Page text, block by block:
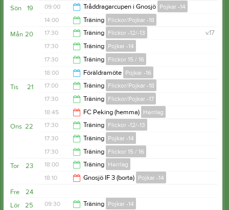
15:00
16:00
19
Sön 09:00 Tråddragarcupen i Gnosjö Pojkar -14
15:00
14:00 Träning Flickor/Pojkar -18
15:00
20
Mån v.17
17:30 Träning Flickor -12/-13
19:00
17:30 Träning Pojkar -14
19:00
17:30 Träning Flickor 15 / 16
19:00
18:00 Föräldramöte Pojkar -16
19:00
21
Tis 17:00 Träning Flickor/Pojkar -18
18:15
17:30 Träning Flickor/Pojkar -17
18:30
18:45 FC Peking (hemma) Herrlag
20:45
22
Ons 17:30 Träning Flickor -12/-13
19:00
17:30 Träning Pojkar -14
18:30
17:30 Träning Flickor 15 / 16
19:30
23
Tor 18:00 Träning Herrlag
18:10 Gnosjö IF 3 (borta) Pojkar -14
20:10
24
Fre
25
Lör 09:30 Träning Pojkar -14